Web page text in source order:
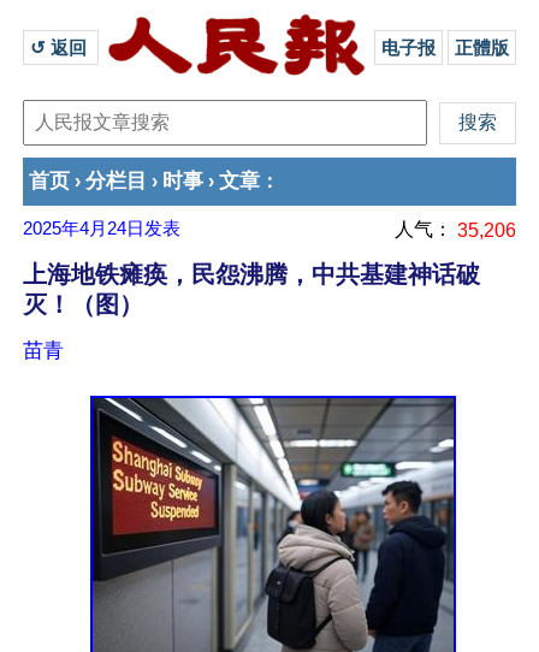
↺ 返回 电子报 正體版
首页 › 分栏目 › 时事 › 文章 ：
2025年4月24日 发表 人气： 35,206
上海地铁瘫痪，民怨沸腾，中共基建神话破
灭！（图）
苗青